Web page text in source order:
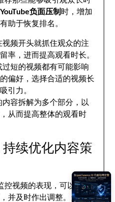
YouTube负面压制 时，增加
助于恢复排名。
频开头就抓住观众的注
率，进而提高观看时长。
短的视频都有可能影响
偏好，选择合适的视频长
引力。
容拆解为多个部分，以
从而提高整体的观看时
续优化内容策
控视频的表现，可以帮助
并及时作出调整。当视频